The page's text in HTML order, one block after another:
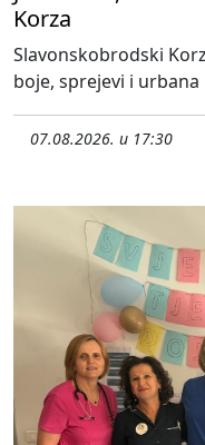
Korza
Slavonskobrodski
boje, sprejevi i
07.08.2026. u 17:30